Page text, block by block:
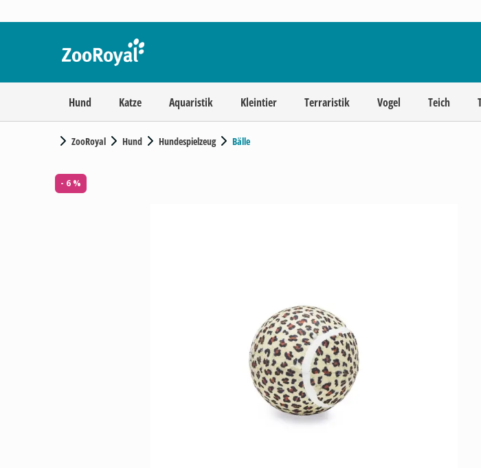
Hund Katze Aquaristik Kleintier Terraristik Vogel Teich
ZooRoyal Hund Hundespielzeug Bälle
- 6 %